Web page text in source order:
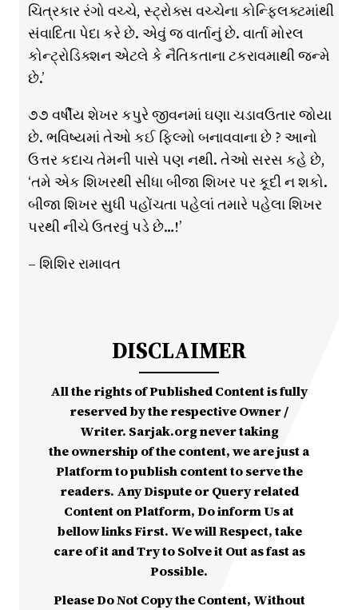
ચિત્રકાર રંગો વચ્ચે, સ્ટ્રોક્સ વચ્ચેના કોન્ફ્લિક્ટમાંથી
સંવાદિતા પેદા કરે છે. એવું જ વાર્તાનું છે. વાર્તા મોરલ
કોન્ટ્રોડિક્શન એટલે કે નૈતિકતાના ટકરાવમાથી જન્મે
છે.’
૭૭ વર્ષીય શેખર કપુરે જીવનમાં ઘણા ચડાવઉતાર જોયા
છે. ભવિષ્યમાં તેઓ કઈ ફિલ્મો બનાવવાના છે ? આનો
ઉત્તર કદાચ તેમની પાસે પણ નથી. તેઓ સરસ કહે છે,
‘તમે એક શિખરથી સીધા બીજા શિખર પર કૂદી ન શકો.
બીજા શિખર સુધી પહોંચતા પહેલાં તમારે પહેલા શિખર
પરથી નીચે ઉતરવું પડે છે…!’
– શિશિર રામાવત
DISCLAIMER
All the rights of Published Content is fully
reserved by the respective Owner /
Writer. Sarjak.org never taking
the ownership of the content, we are just a
Platform to publish content to serve the
readers. Any Dispute or Query related
Content on Platform, Do inform Us at
bellow links First. We will Respect, take
care of it and Try to Solve it Out as fast as
Possible.
Please Do Not Copy the Content, Without